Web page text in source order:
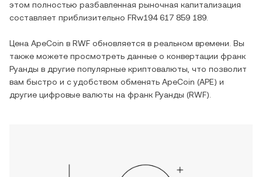
этом полностью разбавленная рыночная капитализация
составляет приблизительно FRw194 617 859 189
Цена ApeCoin в RWF обновляется в реальном времени. Вы
также можете просмотреть данные о конвертации франк
Руанды в другие популярные криптовалюты, что позволит
вам быстро и с удобством обменять ApeCoin (APE) и
другие цифровые валюты на франк Руанды (RWF).